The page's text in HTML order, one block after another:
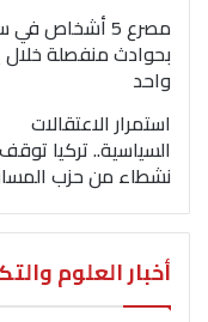
لمواجهة
مصرع 5 أشخاص في
بحوادث منفصلة
واحد
استمرار الاعتقالات
نشطاء من حزب
أخبار العلوم